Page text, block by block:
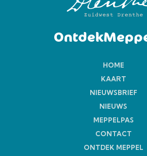
HOME
KAART
NIEUWSBRIEF
NIEUWS
MEPPELPAS
CONTACT
ONTDEK MEPPEL